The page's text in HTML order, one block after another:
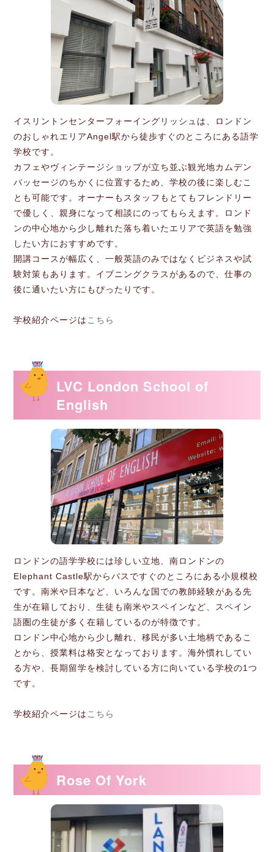
イスリントンセンターフォーイングリッシュは、ロンドン
のおしゃれエリアAngel駅から徒歩すぐのところにある語学
学校です。
カフェやヴィンテージショップが立ち並ぶ観光地カムデン
パッセージのちかくに位置するため、学校の後に楽しむこ
とも可能です。オーナーもスタッフもとてもフレンドリー
で優しく、親身になって相談にのってもらえます。ロンド
ンの中心地から少し離れた落ち着いたエリアで英語を勉強
したい方におすすめです。
開講コースが幅広く、一般英語のみではなくビジネスや試
験対策もあります。イブニングクラスがあるので、仕事の
後に通いたい方にもぴったりです。
学校紹介ページは こちら
LVC London School of
English
ロンドンの語学学校には珍しい立地、南ロンドンの
Elephant Castle駅からバスですぐのところにある小規模校
です。南米や日本など、いろんな国での教師経験がある先
生が在籍しており、生徒も南米やスペインなど、スペイン
語圏の生徒が多く在籍しているのが特徴です。
ロンドン中心地から少し離れ、移民が多い土地柄であるこ
とから、授業料は格安となっております。海外慣れしてい
る方や、長期留学を検討している方に向いている学校の1つ
です。
学校紹介ページは こちら
Rose Of York